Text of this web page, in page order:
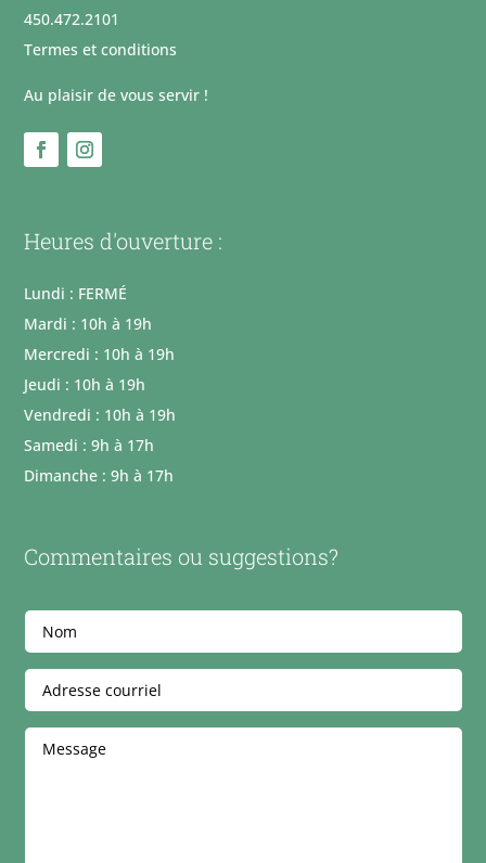
450.472.2101
Termes et conditions
Au plaisir de vous servir !
Heures d'ouverture :
Lundi : FERMÉ
Mardi : 10h à 19h
Mercredi : 10h à 19h
Jeudi : 10h à 19h
Vendredi : 10h à 19h
Samedi : 9h à 17h
Dimanche : 9h à 17h
Commentaires ou suggestions?